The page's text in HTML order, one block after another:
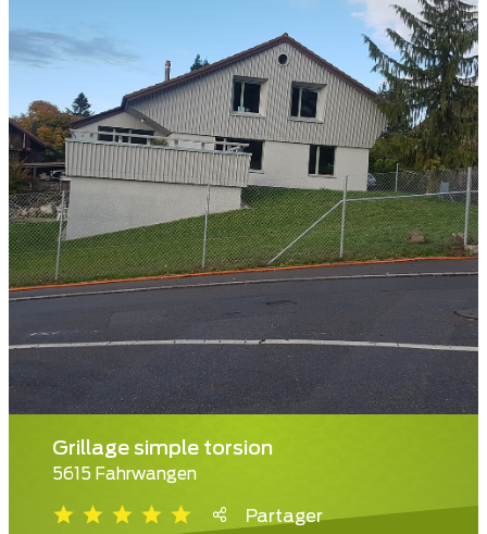
Grillage simple torsion
5615 Fahrwangen
Partager